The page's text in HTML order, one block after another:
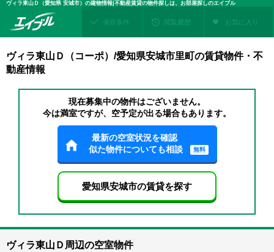
ヴィラ東山Ｄ（愛知県 安城市）の建物情報|不動産賃貸の物件探しは、お部屋探しのエイブル
保存条件 閲覧履歴 お気に入り
ヴィラ東山Ｄ（コーポ）/愛知県安城市里町の賃貸物件・不
動産情報
現在募集中の物件はございません。
今は満室ですが、空予定が出る場合もあります。
最新の空室状況を確認
似た物件についても相談
無料
愛知県安城市の賃貸を探す
ヴィラ東山Ｄ周辺の空室物件